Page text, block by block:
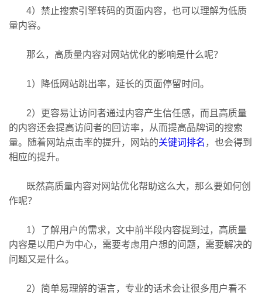
4）禁止搜索引擎转码的页面内容，也可以理解为低质
量内容。
那么，高质量内容对网站优化的影响是什么呢？
1）降低网站跳出率，延长的页面停留时间。
2）更容易让访问者通过内容产生信任感，而且高质量
的内容还会提高访问者的回访率，从而提高品牌词的搜索
量。随着网站点击率的提升，网站的关键词排名 ，也会得到
相应的提升。
既然高质量内容对网站优化帮助这么大，那么要如何创
作呢？
1）了解用户的需求，文中前半段内容提到过，高质量
内容是以用户为中心，需要考虑用户想的问题，需要解决的
问题又是什么。
2）简单易理解的语言，专业的话术会让很多用户看不